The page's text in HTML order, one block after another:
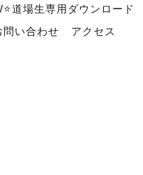
道場生専用ダウンロード
問い合わせ アクセス